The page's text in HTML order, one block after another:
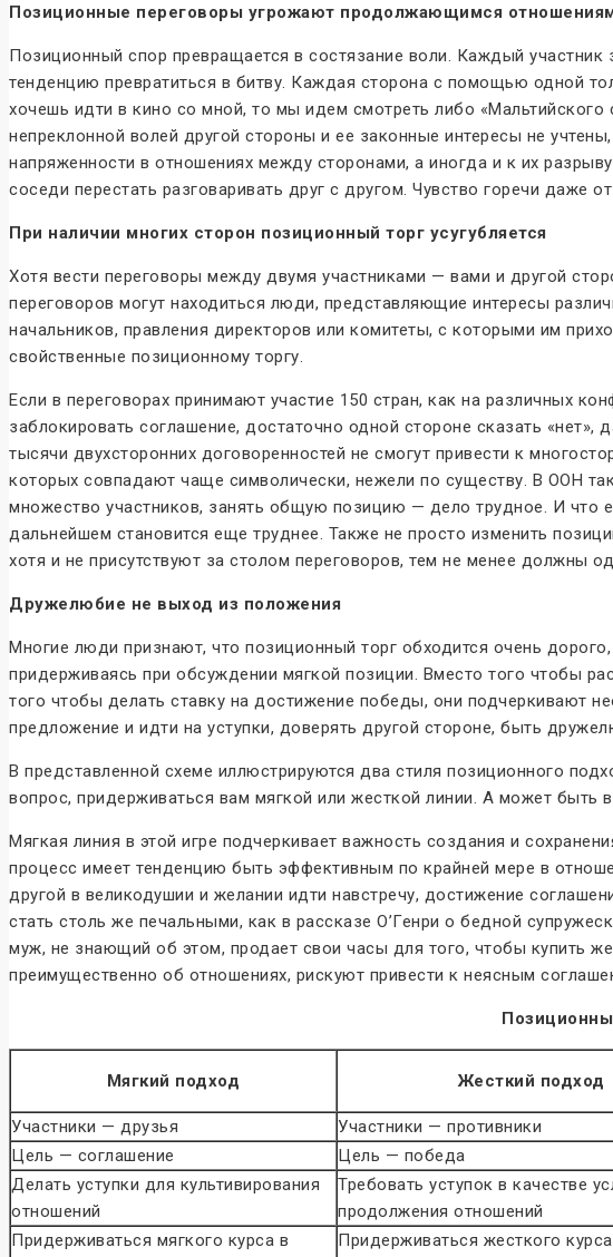
Позиционные переговоры угрожают продолжающимся
Позиционный спор превращается в состязание воли. Каждый
тенденцию превратиться в битву. Каждая сторона с помощью одной
хочешь идти в кино со мной, то мы идем смотреть либо
непреклонной волей другой стороны и ее законные интересы не
напряженности в отношениях между сторонами, а иногда и к их
соседи перестать разговаривать друг с другом. Чувство горечи даже
При наличии многих сторон позиционный торг усугубляется
Хотя вести переговоры между двумя участниками — вами и другой
переговоров могут находиться люди, представляющие интересы
начальников, правления директоров или комитеты, с которыми им
свойственные позиционному торгу.
Если в переговорах принимают участие 150 стран, как на различных
заблокировать соглашение, достаточно одной стороне сказать
тысячи двухсторонних договоренностей не смогут привести к
которых совпадают чаще символически, нежели по существу. В ООН
множество участников, занять общую позицию — дело трудное. И что
дальнейшем становится еще труднее. Также не просто изменить
хотя и не присутствуют за столом переговоров, тем не менее должны
Дружелюбие не выход из положения
Многие люди признают, что позиционный торг обходится очень
придерживаясь при обсуждении мягкой позиции. Вместо того чтобы
того чтобы делать ставку на достижение победы, они подчеркивают
предложение и идти на уступки, доверять другой стороне, быть
В представленной схеме иллюстрируются два стиля позиционного
вопрос, придерживаться вам мягкой или жесткой линии. А может быть
Мягкая линия в этой игре подчеркивает важность создания и
процесс имеет тенденцию быть эффективным по крайней мере в
другой в великодушии и желании идти навстречу, достижение
стать столь же печальными, как в рассказе О’Генри о бедной
муж, не знающий об этом, продает свои часы для того, чтобы купить
преимущественно об отношениях, рискуют привести к неясным
Мягкий подход Жесткий подход
Участники — друзья
Участники — противники
Цель — соглашение
Цель — победа
Делать уступки для культивирования
отношений
Требовать уступок в качестве
продолжения отношений
Придерживаться мягкого курса в
Придерживаться жесткого